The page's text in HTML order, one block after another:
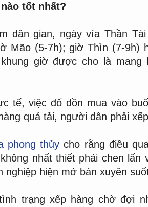
tốt nhất?
dân gian, ngày vía Thần
Mão (5-7h); giờ Thìn (7-9h)
giờ được cho là mang
tế, việc đổ dồn mua vào
quá tải, người dân phải
phong thủy cho rằng điều
nhất thiết phải chen lấn
nghiệp hiện mở bán xuyên
trạng xếp hàng chờ đợi